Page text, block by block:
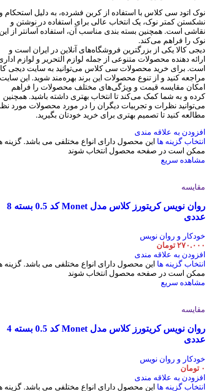
نوک اتود سی کلاس با استفاده از کربن فشرده، به دلیل استحکام
نشکستن کمتر نوک، یک انتخاب عالی برای استفاده در نوشتن و
نقاشی است. همچنین بسته بندی مناسب آن، استفاده آسانتر از
نوک را فراهم می‌کند.
دیجی کالا یکی از بزرگترین فروشگاه‌های آنلاین در ایران است و
ارائه دهنده محصولات متنوعی از جمله لوازم التحریر و لوازم
است. برای خرید محصولات سی کلاس می‌توانید به سایت دیجی
مراجعه کنید و از تنوع محصولات این برند بهره‌مند شوید. این سایت
امکان مقایسه قیمت و ویژگی‌های مختلف محصولات را فراهم
کرده و به شما کمک می‌کند تا انتخاب بهتری داشته باشید. همچنین
می‌توانید نظرات و تجربیات دیگران را در مورد محصولات مورد
مطالعه کنید تا تصمیم بهتری برای خرید خودتان بگیرید.
افزودن به علاقه مندی
انتخاب گزینه ها این محصول دارای انواع مختلفی می باشد. گزینه
ممکن است در صفحه محصول انتخاب شوند
مشاهده سریع
مقایسه
روان نویس کریتورز کلاس مدل Monet کد 0.5 بسته 8
عددی
خودکار و روان نویس
۲۷۰.۰۰۰ تومان
افزودن به علاقه مندی
انتخاب گزینه ها این محصول دارای انواع مختلفی می باشد. گزینه
ممکن است در صفحه محصول انتخاب شوند
مشاهده سریع
مقایسه
روان نویس کریتورز کلاس مدل Monet کد 0.5 بسته 4
عددی
خودکار و روان نویس
۰ تومان
افزودن به علاقه مندی
انتخاب گزینه ها این محصول دارای انواع مختلفی می باشد. گزینه